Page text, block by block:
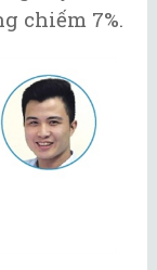
chiếm 7%.